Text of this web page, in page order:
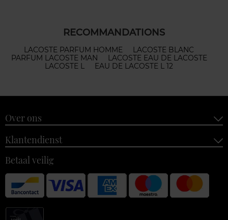
RECOMMANDATIONS
LACOSTE PARFUM HOMME
LACOSTE BLANC
PARFUM LACOSTE MAN
LACOSTE EAU DE LACOSTE
LACOSTE L
EAU DE LACOSTE L 12
Over ons
Klantendienst
Betaal veilig